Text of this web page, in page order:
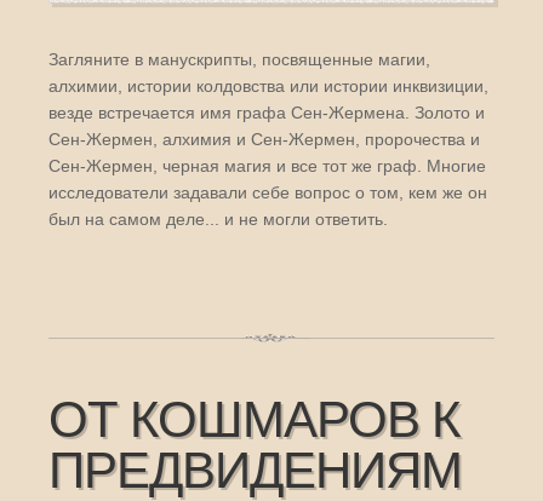
Загляните в манускрипты, посвященные магии,
алхимии, истории колдовства или истории инквизиции,
везде встречается имя графа Сен-Жермена. Золото и
Сен-Жермен, алхимия и Сен-Жермен, пророчества и
Сен-Жермен, черная магия и все тот же граф. Многие
исследователи задавали себе вопрос о том, кем же он
был на самом деле... и не могли ответить.
ОТ КОШМАРОВ К
ПРЕДВИДЕНИЯМ